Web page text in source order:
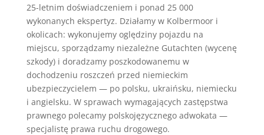
25-letnim doświadczeniem i ponad 25 000
wykonanych ekspertyz. Działamy w Kolbermoor i
okolicach: wykonujemy oględziny pojazdu na
miejscu, sporządzamy niezależne Gutachten (wycenę
szkody) i doradzamy poszkodowanemu w
dochodzeniu roszczeń przed niemieckim
ubezpieczycielem — po polsku, ukraińsku, niemiecku
i angielsku. W sprawach wymagających zastępstwa
prawnego polecamy polskojęzycznego adwokata —
specjalistę prawa ruchu drogowego.